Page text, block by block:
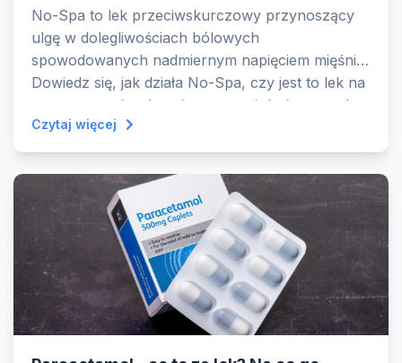
No-Spa to lek przeciwskurczowy przynoszący
ulgę w dolegliwościach bólowych
spowodowanych nadmiernym napięciem mięśni.
Dowiedz się, jak działa No-Spa, czy jest to lek na
receptę, czy jest bezpieczna w ciąży i czy można
ją stosować z innymi lekami.
Czytaj więcej